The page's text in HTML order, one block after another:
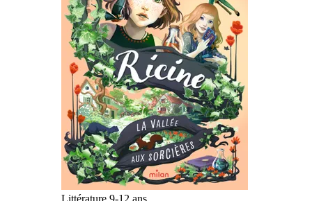
Littérature 9-12 ans